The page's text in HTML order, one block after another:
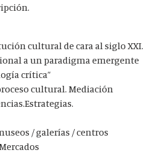
cultural de cara al siglo XXI.
a un paradigma emergente
crítica”
cultural. Mediación
/ galerías / centros